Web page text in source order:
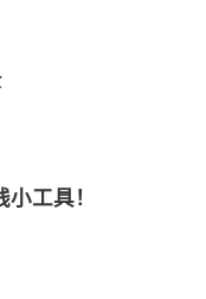
工具！